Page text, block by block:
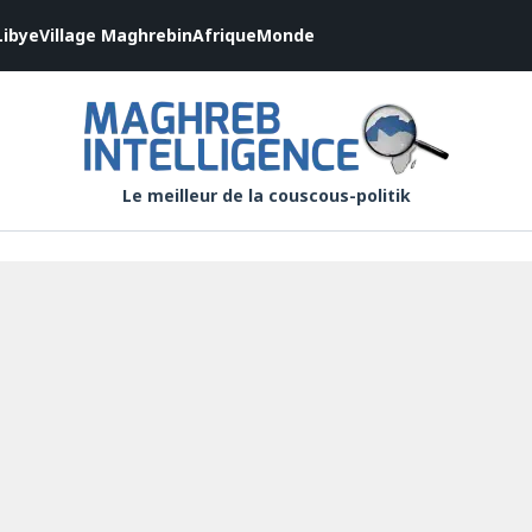
Village MaghrebinAfriqueMonde
Le meilleur de la couscous-politik